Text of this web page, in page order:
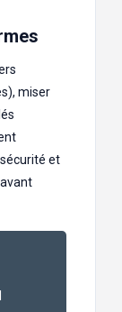
miser
et